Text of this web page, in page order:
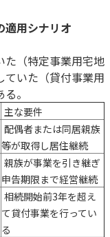
適用シナリオ
た（特定事業用宅地
いた（貸付事業用
。
主な要件
配偶者または同居親族
等が取得し居住継続
親族が事業を引き継ぎ
申告期限まで経営継続
相続開始前3年を超え
て貸付事業を行ってい
る